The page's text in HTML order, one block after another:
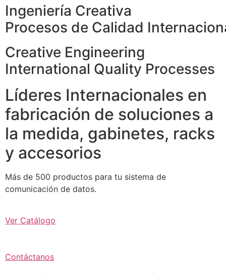
Ingeniería Creativa
Procesos de Calidad
Creative Engineering
International Quality Processes
Líderes Internacionales en
fabricación de soluciones a
la medida, gabinetes, racks
y accesorios
Más de 500 productos para tu sistema de
comunicación de datos.
Ver Catálogo
Contáctanos